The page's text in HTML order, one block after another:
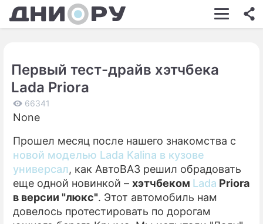
ШОУ-БИЗНЕС
КИНО
ЭКОНОМИКА
ПРОИСШЕСТВИЯ
СОННИК
СТИЛЬ ЖИЗНИ
Первый тест-драйв хэтчбека
Lada Priora
66341
None
Прошел месяц после нашего знакомства с
новой моделью Lada Kalina в кузове
универсал, как АвтоВАЗ решил обрадовать
еще одной новинкой – хэтчбеком Lada Priora
в версии "люкс". Этот автомобиль нам
довелось протестировать по дорогам